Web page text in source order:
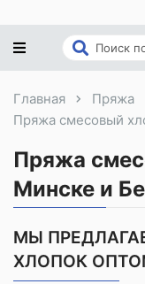
Главная
Пряжа
Пряжа смесовый
Пряжа
Минске и
МЫ
ХЛОПОК